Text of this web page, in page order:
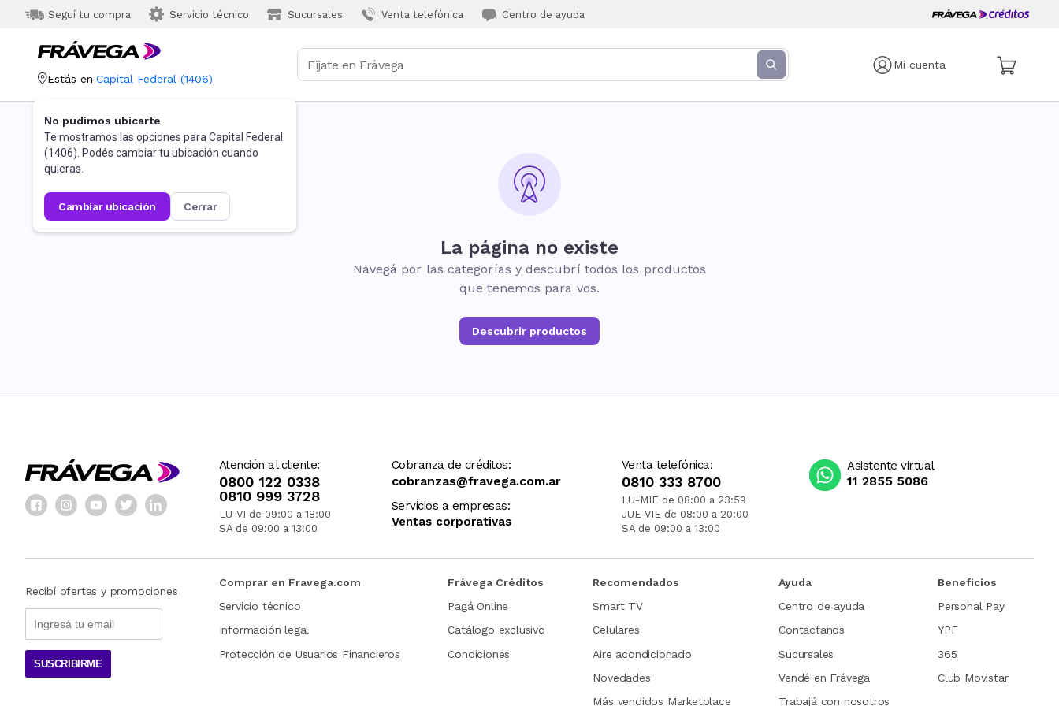
Seguí tu compra Servicio técnico Sucursales Venta telefónica Centro de ayuda
Mi cuenta
Estás en Capital Federal (1406)
No pudimos ubicarte
Te mostramos las opciones para Capital Federal
(1406). Podés cambiar tu ubicación cuando
quieras.
cambiar ubicación cerrar
La página no existe
Navegá por las categorías y descubrí todos los productos
que tenemos para vos.
Descubrir productos
Atención al cliente:
0800 122 0338
0810 999 3728
LU-VI de 09:00 a 18:00
SA de 09:00 a 13:00
Cobranza de créditos:
cobranzas@fravega.com.ar
Servicios a empresas:
Ventas corporativas
Venta telefónica:
0810 333 8700
LU-MIE de 08:00 a 23:59
JUE-VIE de 08:00 a 20:00
SA de 09:00 a 13:00
Asistente virtual
11 2855 5086
Recibí ofertas y promociones
SUSCRIBIRME
Comprar en Fravega.com
Servicio técnico
Información legal
Protección de Usuarios Financieros
Frávega Créditos
Pagá Online
Catálogo exclusivo
Condiciones
Recomendados
Smart TV
Celulares
Aire acondicionado
Novedades
Más vendidos Marketplace
Ayuda
Centro de ayuda
Contactanos
Sucursales
Vendé en Frávega
Trabajá con nosotros
Beneficios
Personal Pay
YPF
365
Club Movistar